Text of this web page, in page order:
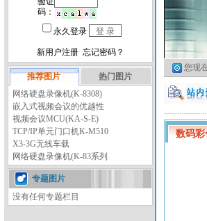
推荐图片
热门图片
网络硬盘录像机(K-8308)
嵌入式视频会议的优越性
视频会议MCU(KA-S-E)
TCP/IP单元门口机K-M510
X3-3G无线车载
网络硬盘录像机(K-83系列
专题图片
没有任何专题栏目
您现
数码彩